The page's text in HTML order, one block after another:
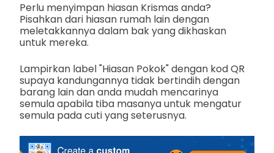
Perlu menyimpan hiasan Krismas anda?
Pisahkan dari hiasan rumah lain dengan
meletakkannya dalam bak yang dikhaskan
untuk mereka.
Lampirkan label "Hiasan Pokok" dengan kod QR
supaya kandungannya tidak bertindih dengan
barang lain dan anda mudah mencarinya
semula apabila tiba masanya untuk mengatur
semula pada cuti yang seterusnya.